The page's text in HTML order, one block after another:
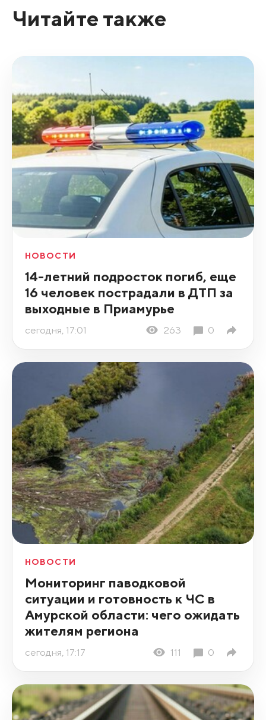
Читайте также
НОВОСТИ
14-летний подросток погиб, еще
16 человек пострадали в ДТП за
выходные в Приамурье
сегодня, 17:01 263 0
НОВОСТИ
Мониторинг паводковой
ситуации и готовность к ЧС в
Амурской области: чего ожидать
жителям региона
сегодня, 17:17 111 0